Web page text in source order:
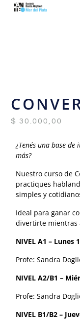
$ 30.000,00
¿Tenés una base
más?
Nuestro curso de
practiques
simples y
Ideal para ganar
divertirte mientras
NIVEL A1 – Lunes
Profe: Sandra
NIVEL A2/B1 –
Profe: Sandra
NIVEL B1/B2 –